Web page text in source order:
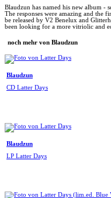
Blaudzun has named his new album -
The responses were amazing and the
be released by V2 Benelux and
been looking for a more vitriolic and
noch mehr von Blaudzun
Blaudzun
CD Latter Days
Blaudzun
LP Latter Days